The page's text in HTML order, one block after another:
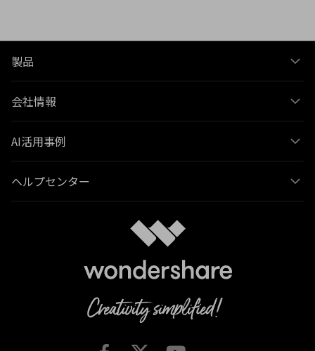
製品
会社情報
AI活用事例
ヘルプセンター